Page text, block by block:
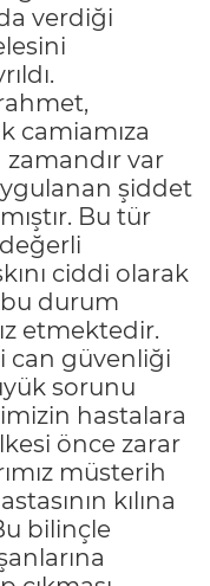
verdiği
camiamıza
zamandır var
şiddet
Bu tür
değerli
ciddi olarak
bu durum
etmektedir.
can güvenliği
sorunu
hastalara
önce zarar
müsterih
kılına
bilinçle